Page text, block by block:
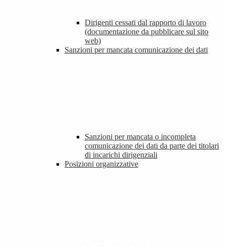
Dirigenti cessati dal rapporto di lavoro
(documentazione da pubblicare sul sito
web)
Sanzioni per mancata comunicazione dei dati
Sanzioni per mancata o incompleta
comunicazione dei dati da parte dei titolari
di incarichi dirigenziali
Posizioni organizzative